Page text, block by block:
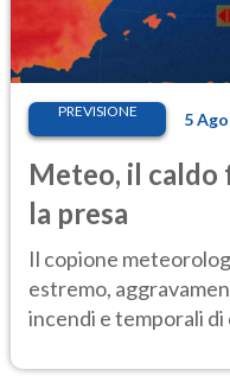
PREVISIONE 5
Meteo, il caldo
la presa
Il copione
estremo,
incendi e temporali